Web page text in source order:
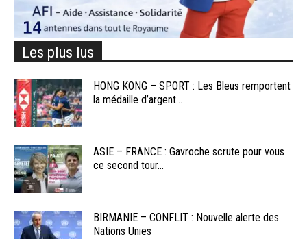
Les plus lus
HONG KONG – SPORT : Les Bleus remportent
la médaille d’argent...
ASIE – FRANCE : Gavroche scrute pour vous
ce second tour...
BIRMANIE – CONFLIT : Nouvelle alerte des
Nations Unies